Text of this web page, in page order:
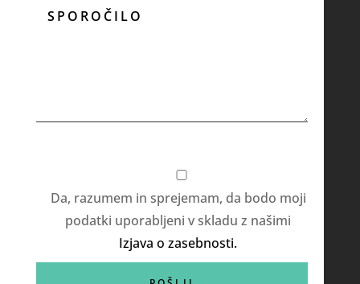
Da, razumem in sprejemam, da bodo moji
podatki uporabljeni v skladu z našimi
Izjava o zasebnosti.